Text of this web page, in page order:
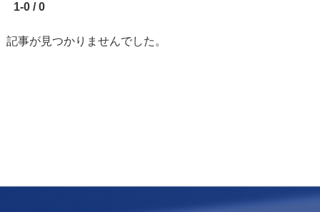
1-0 / 0
記事が見つかりませんでした。